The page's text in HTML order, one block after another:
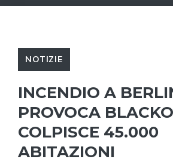
NOTIZIE
INCENDIO A
PROVOCA
COLPISCE 45.000
ABITAZIONI